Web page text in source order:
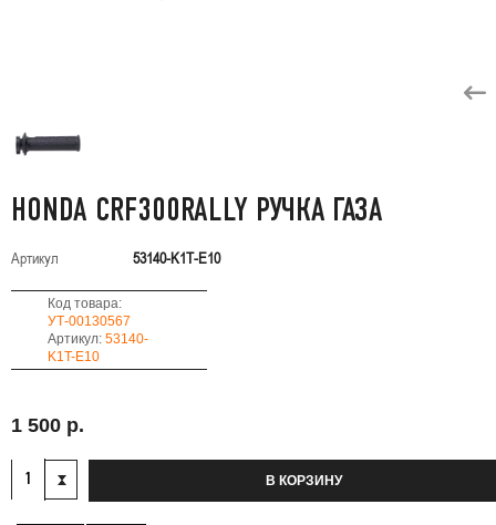
HONDA CRF300RALLY РУЧКА ГАЗА
Артикул 53140-K1T-E10
Код товара:
УТ-00130567
Артикул:53140-
K1T-E10
1 500 р.
В КОРЗИНУ